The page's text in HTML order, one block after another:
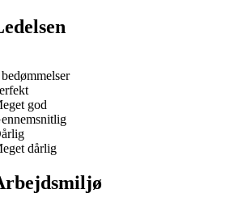
god
dårlig